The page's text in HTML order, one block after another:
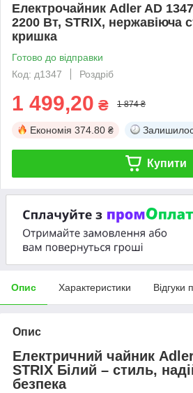
Електрочайник Adler AD
2200 Вт, STRIX, нержавіюча
кришка
Готово до відправки
Код: д1347
Роздріб
1 499,20 ₴ 1 874 ₴
Економія 374.80 ₴
Купити
Опис Характеристики Відгуки
Опис
Електричний чайник
STRIX Білий – стиль,
безпека